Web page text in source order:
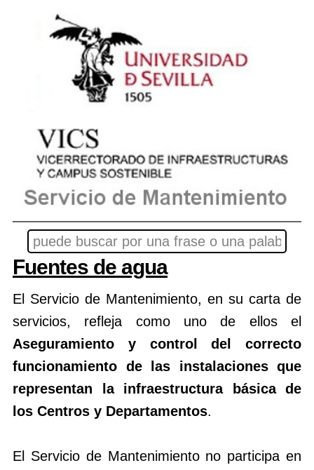
Fuentes de agua
El Servicio de Mantenimiento, en su carta de
servicios, refleja como uno de ellos el
Aseguramiento y control del correcto
funcionamiento de las instalaciones que
representan la infraestructura básica de
los Centros y Departamentos.
El Servicio de Mantenimiento no participa en